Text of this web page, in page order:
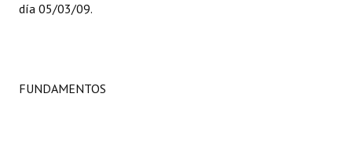
día 05/03/09.
FUNDAMENTOS